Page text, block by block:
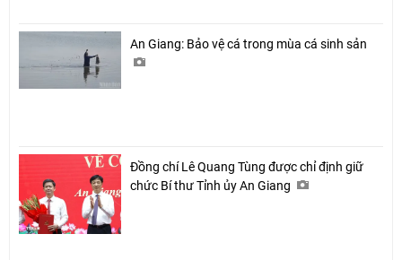
An Giang: Bảo vệ cá trong mùa cá sinh sản
Đồng chí Lê Quang Tùng được chỉ định giữ
chức Bí thư Tỉnh ủy An Giang